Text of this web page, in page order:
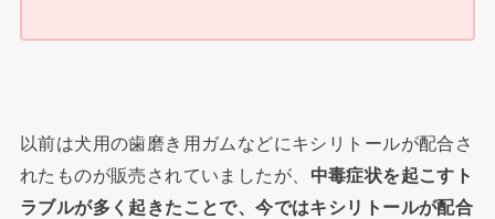
以前は犬用の歯磨き用ガムなどにキシリトールが配合さ
れたものが販売されていましたが、 中毒症状を起こすト
ラブルが多く起きたことで、今ではキシリトールが配合